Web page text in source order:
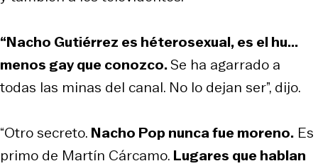
“Nacho Gutiérrez es héterosexual, es el hu...
menos gay que conozco.Se ha agarrado a
todas las minas del canal. No lo dejan ser”, dijo.
“Otro secreto. Nacho Pop nunca fue moreno. Es
primo de Martín Cárcamo. Lugares que hablan